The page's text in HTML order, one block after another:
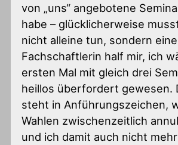
von „uns“ angebotene
habe – glücklicherweise
nicht alleine tun, sondern
Fachschaftlerin half mir, ich
ersten Mal mit gleich drei
heillos überfordert gewesen.
steht in Anführungszeichen,
Wahlen zwischenzeitlich
und ich damit auch nicht mehr